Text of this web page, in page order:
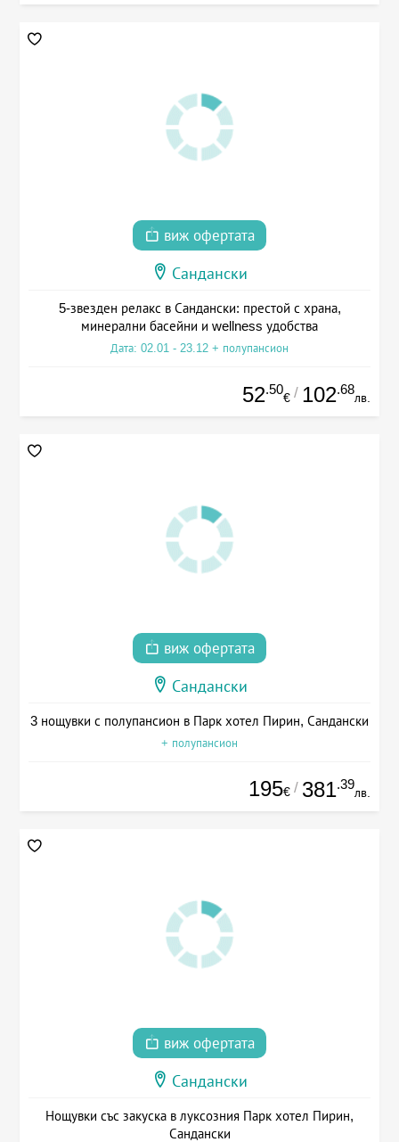
виж офертата
Сандански
5-звезден релакс в Сандански: престой с храна,
минерални басейни и wellness удобства
Дата: 02.01 - 23.12 + полупансион
52.50
€ / 102.68
лв.
виж офертата
Сандански
3 нощувки с полупансион в Парк хотел Пирин, Сандански
+ полупансион
195€ / 381.39
лв.
виж офертата
Сандански
Нощувки със закуска в луксозния Парк хотел Пирин,
Сандански